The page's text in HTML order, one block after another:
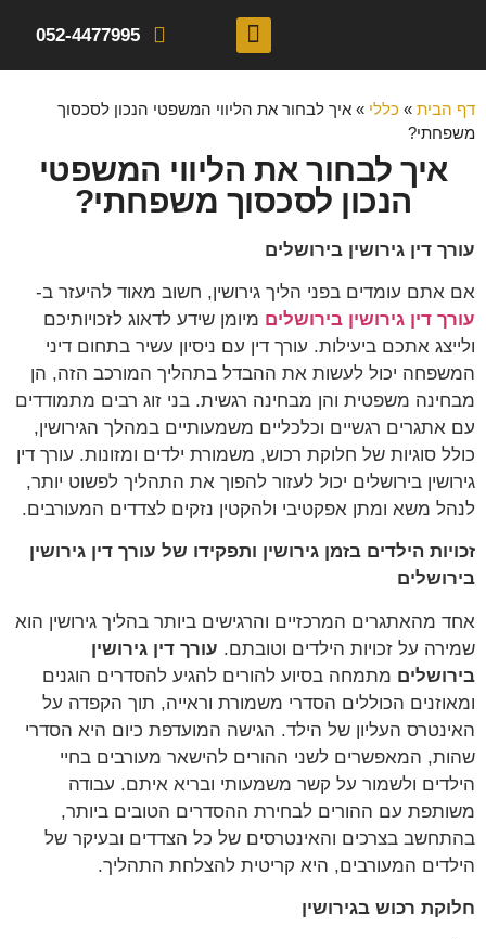
052-4477995
דף הבית » כללי » איך לבחור את הליווי המשפטי הנכון לסכסוך
משפחתי?
איך לבחור את הליווי המשפטי
הנכון לסכסוך משפחתי?
עורך דין גירושין בירושלים
אם אתם עומדים בפני הליך גירושין, חשוב מאוד להיעזר ב-
עורך דין גירושין בירושלים מיומן שידע לדאוג לזכויותיכם
ולייצג אתכם ביעילות. עורך דין עם ניסיון עשיר בתחום דיני
המשפחה יכול לעשות את ההבדל בתהליך המורכב הזה, הן
מבחינה משפטית והן מבחינה רגשית. בני זוג רבים מתמודדים
עם אתגרים רגשיים וכלכליים משמעותיים במהלך הגירושין,
כולל סוגיות של חלוקת רכוש, משמורת ילדים ומזונות. עורך דין
גירושין בירושלים יכול לעזור להפוך את התהליך לפשוט יותר,
לנהל משא ומתן אפקטיבי ולהקטין נזקים לצדדים המעורבים.
זכויות הילדים בזמן גירושין ותפקידו של עורך דין גירושין
בירושלים
אחד מהאתגרים המרכזיים והרגישים ביותר בהליך גירושין הוא
שמירה על זכויות הילדים וטובתם. עורך דין גירושין
בירושלים מתמחה בסיוע להורים להגיע להסדרים הוגנים
ומאוזנים הכוללים הסדרי משמורת וראייה, תוך הקפדה על
האינטרס העליון של הילד. הגישה המועדפת כיום היא הסדרי
שהות, המאפשרים לשני ההורים להישאר מעורבים בחיי
הילדים ולשמור על קשר משמעותי ובריא איתם. עבודה
משותפת עם ההורים לבחירת ההסדרים הטובים ביותר,
בהתחשב בצרכים והאינטרסים של כל הצדדים ובעיקר של
הילדים המעורבים, היא קריטית להצלחת התהליך.
חלוקת רכוש בגירושין